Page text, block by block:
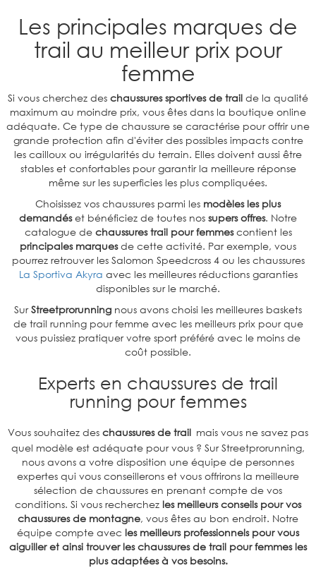
Les principales marques de
trail au meilleur prix pour
femme
Si vous cherchez des chaussures sportives de trail de la qualité
maximum au moindre prix, vous êtes dans la boutique online
adéquate. Ce type de chaussure se caractérise pour offrir une
grande protection afin d'éviter des possibles impacts contre
les cailloux ou irrégularités du terrain. Elles doivent aussi être
stables et confortables pour garantir la meilleure réponse
même sur les superficies les plus compliquées.
Choisissez vos chaussures parmi les modèles les plus
demandéset bénéficiez de toutes nos supers offres. Notre
catalogue de chaussures trail pour femmescontient les
principales marquesde cette activité. Par exemple, vous
pourrez retrouver les Salomon Speedcross 4 ou les chaussures
La Sportiva Akyra avec les meilleures réductions garanties
disponibles sur le marché.
SurStreetprorunning nous avons choisi les meilleures baskets
de trail running pour femme avec les meilleurs prix pour que
vous puissiez pratiquer votre sport préféré avec le moins de
coût possible.
Experts en chaussures de trail
running pour femmes
Vous souhaitez des chaussures de trail mais vous ne savez pas
quel modèle est adéquate pour vous ? Sur Streetprorunning,
nous avons a votre disposition une équipe de personnes
expertes qui vous conseillerons et vous offrirons la meilleure
sélection de chaussures en prenant compte de vos
conditions. Si vous recherchez les meilleurs conseils pour vos
chaussures de montagne, vous êtes au bon endroit. Notre
équipe compte avec les meilleurs professionnels pour vous
aiguiller et ainsi trouver les chaussures de trail pour femmes les
plus adaptées à vos besoins.